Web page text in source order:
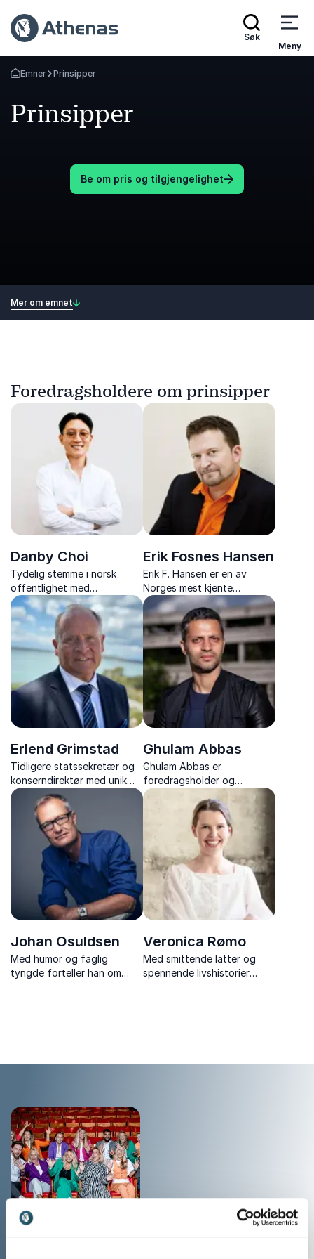
Søk
Meny
Gå tilbake til startsiden
Emner Prinsipper
Prinsipper
Be om pris og tilgjengelighet
Mer om emnet
Foredragsholdere om prinsipper
Danby Choi
Tydelig stemme i norsk
offentlighet med
ytringsfrihet som
kjerneengasjement.
Erik Fosnes Hansen
Erik F. Hansen er en av
Norges mest kjente
forfattere, også
internasjonalt. Med
fortellingen som grep
analyserer han ethvert tema
slik at tilhørerne ser seg selv
på en ny måte og finner nye
veier vide...
Erlend Grimstad
Tidligere statssekretær og
konserndirektør med unik
erfaring fra kriseledelse,
politikk og internasjonalt
næringsliv.
Ghulam Abbas
Ghulam Abbas er
foredragsholder og
forfatter, kjent for sin reise
fra B-gjengen til
samfunnsengasjement, med
innsikt i utenforskap, ledelse
og forebygging.
Johan Osuldsen
Med humor og faglig
tyngde forteller han om
Veronica Rømo
Med smittende latter og
spennende livshistorier